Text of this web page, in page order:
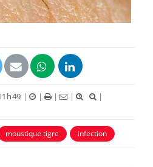
| | | |
|
moustique tigre infection